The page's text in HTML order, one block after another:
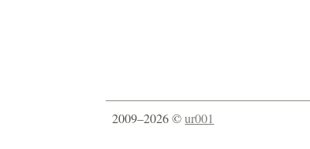
2009–2026 ©ur001